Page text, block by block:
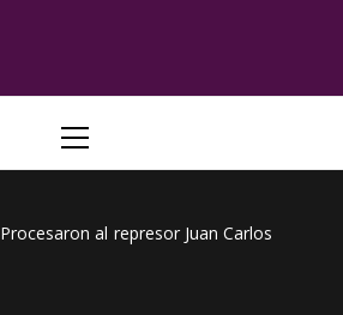
Viral
Menu
Procesaron al represor Juan Carlos